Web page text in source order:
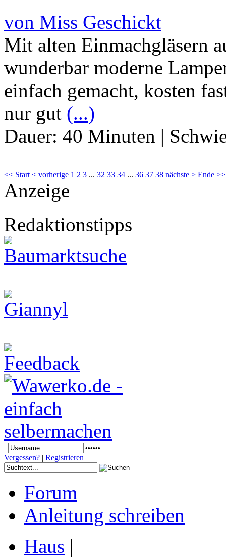
von Miss Geschickt
Mit alten Einmachgläsern
wunderbar moderne
einfach gemacht, kosten
nur gut (...)
Dauer: 40 Minuten |
<< Start < vorherige 1 2 3 ... 32 33 34 ... 36 37 38 nächste > Ende >>
Anzeige
Redaktionstipps
Vergessen? | Registrieren
Forum
Anleitung schreiben
Haus |